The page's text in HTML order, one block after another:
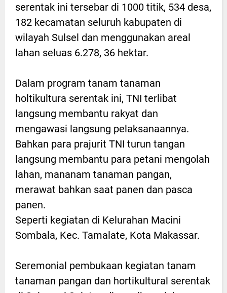
serentak ini tersebar di 1000 titik, 534 desa,
182 kecamatan seluruh kabupaten di
wilayah Sulsel dan menggunakan areal
lahan seluas 6.278, 36 hektar.
Dalam program tanam tanaman
holtikultura serentak ini, TNI terlibat
langsung membantu rakyat dan
mengawasi langsung pelaksanaannya.
Bahkan para prajurit TNI turun tangan
langsung membantu para petani mengolah
lahan, mananam tanaman pangan,
merawat bahkan saat panen dan pasca
panen.
Seperti kegiatan di Kelurahan Macini
Sombala, Kec. Tamalate, Kota Makassar.
Seremonial pembukaan kegiatan tanam
tanaman pangan dan hortikultural serentak